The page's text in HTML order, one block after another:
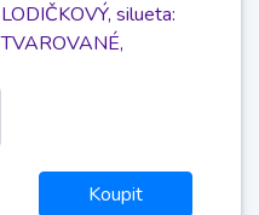
LODIČKOVÝ, silueta:
TVAROVANÉ,
Koupit